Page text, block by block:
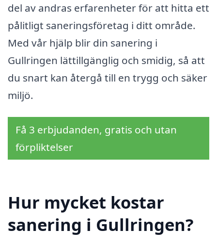
del av andras erfarenheter för att hitta ett
pålitligt saneringsföretag i ditt område.
Med vår hjälp blir din sanering i
Gullringen lättillgänglig och smidig, så att
du snart kan återgå till en trygg och säker
miljö.
Få 3 erbjudanden, gratis och utan
förpliktelser
Hur mycket kostar
sanering i Gullringen?